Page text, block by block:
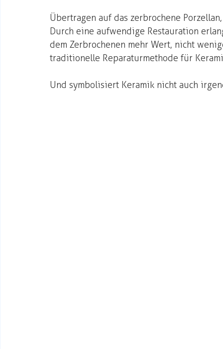
Übertragen auf das zerbrochene
Durch eine aufwendige Restauration
dem Zerbrochenen mehr Wert, nicht
traditionelle Reparaturmethode für
Und symbolisiert Keramik nicht auch